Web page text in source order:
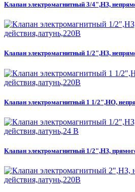
Клапан электромагнитный 3/4",НЗ,
Клапан электромагнитный 1/2",НЗ,
Клапан электромагнитный 1 1/2",НО,
Клапан электромагнитный 1/2",НЗ,